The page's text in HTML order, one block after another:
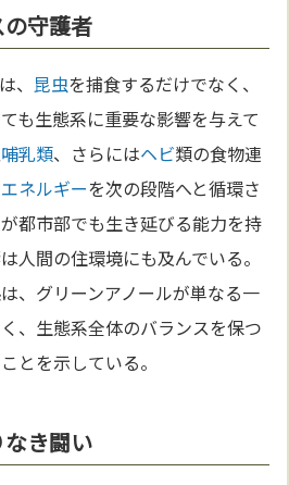
守護者
、昆虫を捕食するだけでなく、
も生態系に重要な影響を与えて
哺乳類、さらにはヘビ類の食物連
エネルギーを次の段階へと循環さ
都市部でも生き延びる能力を持
人間の住環境にも及んでいる。
、グリーンアノールが単なる一
、生態系全体のバランスを保つ
とを示している。
き闘い